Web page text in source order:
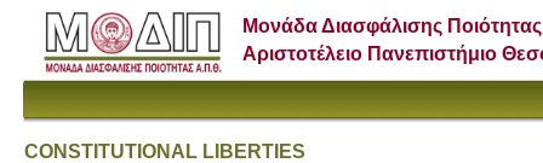
Μονάδα Διασφάλισης Ποιότητας
Αριστοτέλειο Πανεπιστήμιο
CONSTITUTIONAL LIBERTIES